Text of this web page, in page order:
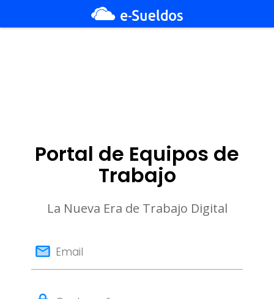
Portal de Equipos de
Trabajo
La Nueva Era de Trabajo Digital
email Email